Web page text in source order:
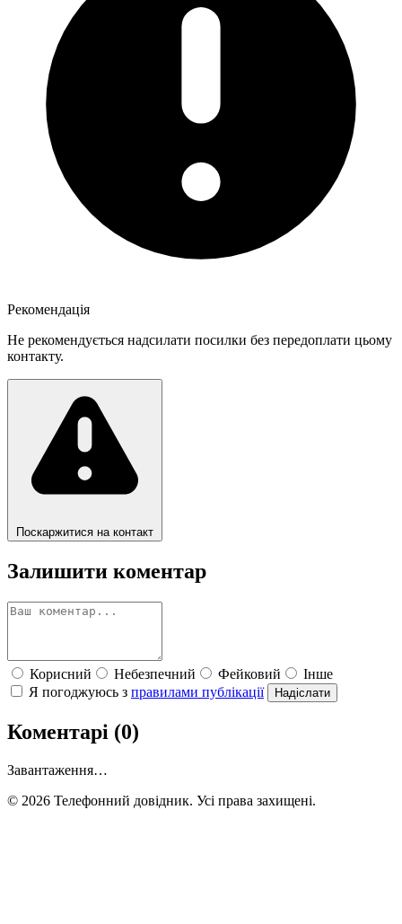
Рекомендація
Не рекомендується надсилати посилки без передоплати цьому
контакту.
Поскаржитися на контакт
Залишити коментар
Корисний Небезпечний Фейковий
Інше
Я погоджуюсь з правилами публікації Надіслати
Коментарі (0)
Завантаження…
© 2026 Телефонний довідник. Усі права захищені.